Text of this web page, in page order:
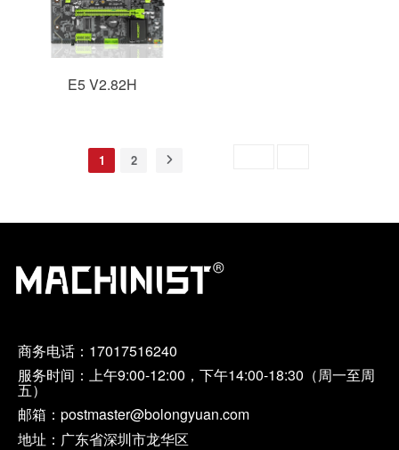
E5 V2.82H
1 2
商务电话： 17017516240
服务时间：上午9:00-12:00，下午14:00-18:30（周一至周
五）
邮箱：postmaster@bolongyuan.com
地址：广东省深圳市龙华区